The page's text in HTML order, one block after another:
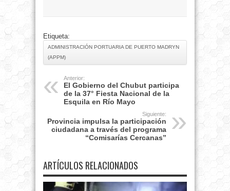
Etiqueta:
ADMINISTRACIÓN PORTUARIA DE PUERTO MADRYN
(APPM)
Anterior:
El Gobierno del Chubut participa
de la 37° Fiesta Nacional de la
Esquila en Río Mayo
Siguiente:
Provincia impulsa la participación
ciudadana a través del programa
“Comisarías Cercanas”
ARTÍCULOS RELACIONADOS